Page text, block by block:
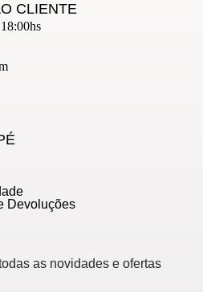
CLIENTE
Devoluções
as novidades e ofertas